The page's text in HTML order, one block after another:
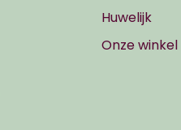
Huwelijk
Onze winkel